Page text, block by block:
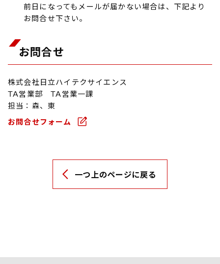
前日になってもメールが届かない場合は、下記より
お問合せ下さい。
お問合せ
株式会社日立ハイテクサイエンス
TA営業部 TA営業一課
担当：森、東
お問合せフォーム
一つ上のページに戻る